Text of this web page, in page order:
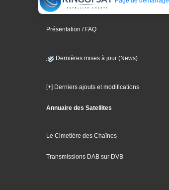
Présentation / FAQ
Dernières mises à jour (News)
[+] Derniers ajouts et modifications
Annuaire des Satellites
Le Cimetière des Chaînes
Transmissions DAB sur DVB